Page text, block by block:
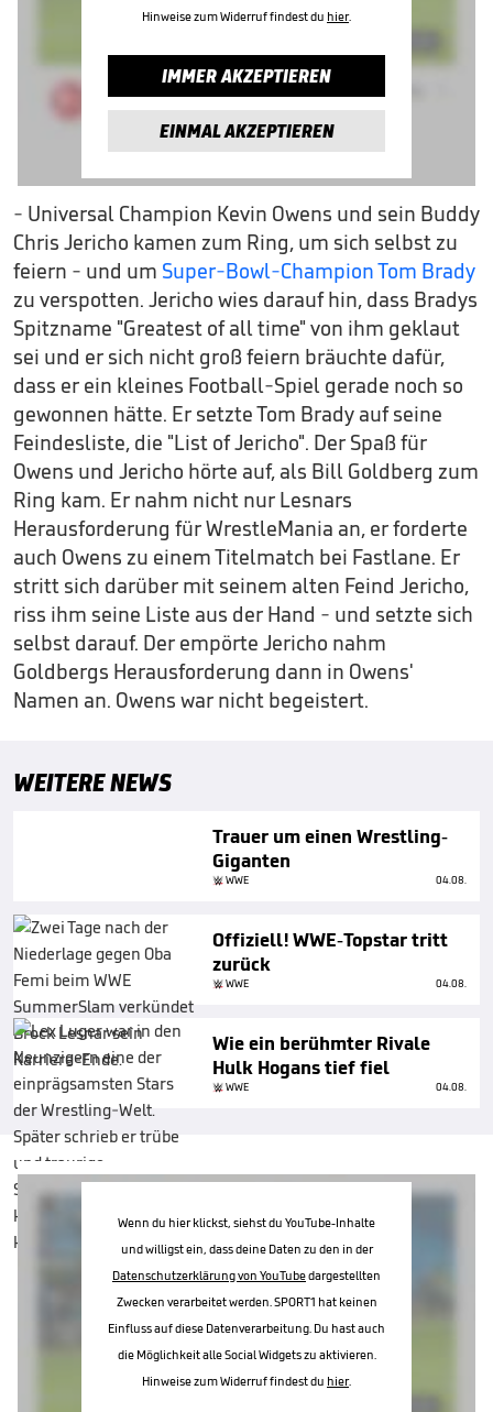
Hinweise zum Widerruf findest du hier.
IMMER AKZEPTIEREN
EINMAL AKZEPTIEREN
- Universal Champion Kevin Owens und sein Buddy
Chris Jericho kamen zum Ring, um sich selbst zu
feiern - und um Super-Bowl-Champion Tom Brady
zu verspotten. Jericho wies darauf hin, dass Bradys
Spitzname "Greatest of all time" von ihm geklaut
sei und er sich nicht groß feiern bräuchte dafür,
dass er ein kleines Football-Spiel gerade noch so
gewonnen hätte. Er setzte Tom Brady auf seine
Feindesliste, die "List of Jericho". Der Spaß für
Owens und Jericho hörte auf, als Bill Goldberg zum
Ring kam. Er nahm nicht nur Lesnars
Herausforderung für WrestleMania an, er forderte
auch Owens zu einem Titelmatch bei Fastlane. Er
stritt sich darüber mit seinem alten Feind Jericho,
riss ihm seine Liste aus der Hand - und setzte sich
selbst darauf. Der empörte Jericho nahm
Goldbergs Herausforderung dann in Owens'
Namen an. Owens war nicht begeistert.
WEITERE NEWS
Trauer um einen Wrestling-
Giganten
WWE 04.08.
Offiziell! WWE-Topstar tritt
zurück
WWE 04.08.
Wie ein berühmter Rivale
Hulk Hogans tief fiel
WWE 04.08.
Wenn du hier klickst, siehst du YouTube-Inhalte
und willigst ein, dass deine Daten zu den in der
Datenschutzerklärung von YouTubedargestellten
Zwecken verarbeitet werden. SPORT1 hat keinen
Einfluss auf diese Datenverarbeitung. Du hast auch
die Möglichkeit alle Social Widgets zu aktivieren.
Hinweise zum Widerruf findest du hier.